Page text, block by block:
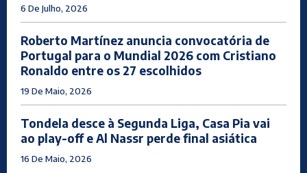
6 De Julho, 2026
Roberto Martínez anuncia convocatória de
Portugal para o Mundial 2026 com Cristiano
Ronaldo entre os 27 escolhidos
19 De Maio, 2026
Tondela desce à Segunda Liga, Casa Pia vai
ao play-off e Al Nassr perde final asiática
16 De Maio, 2026